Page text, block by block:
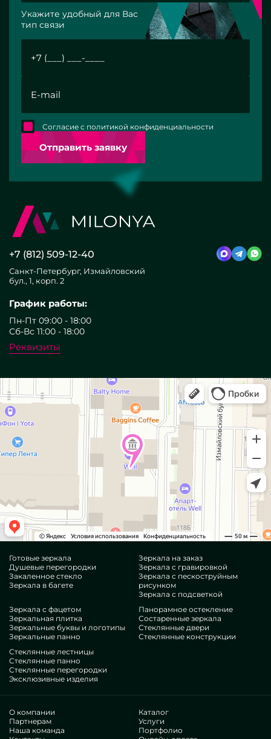
Укажите удобный для Вас
тип связи
Отправить заявку
Согласие с политикой конфиденциальности
+7 (812) 509-12-40
Санкт-Петербург, Измайловский
бул., 1, корп. 2
График работы:
Пн-Пт 09:00 - 18:00
Сб-Вс 11:00 - 18:00
Реквизиты
Готовые зеркала
Душевые перегородки
Закаленное стекло
Зеркала в багете
Зеркала на заказ
Зеркала с гравировкой
Зеркала с пескоструйным
рисунком
Зеркала с подсветкой
Зеркала с фацетом
Зеркальная плитка
Зеркальные буквы и логотипы
Зеркальные панно
Панорамное остекление
Состаренные зеркала
Стеклянные двери
Стеклянные конструкции
Стеклянные лестницы
Стеклянные панно
Стеклянные перегородки
Эксклюзивные изделия
О компании
Партнерам
Наша команда
Каталог
Услуги
Портфолио